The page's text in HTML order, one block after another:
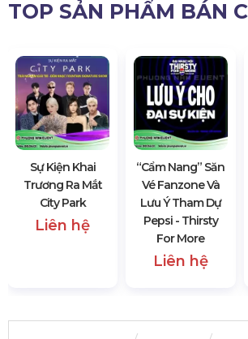
TOP SẢN PHẨM BÁN
Sự Kiện Khai
Trương Ra Mắt
City Park
Liên hệ
“Cẩm Nang” Săn
Vé Fanzone Và
Lưu Ý Tham Dự
Pepsi - Thirsty
For More
Liên hệ